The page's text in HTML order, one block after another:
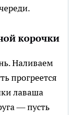
корочки
Наливаем
прогреется
лаваша
— пусть